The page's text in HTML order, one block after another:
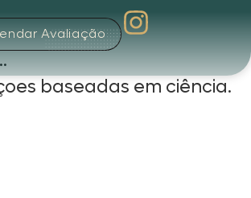
Avaliação
baseadas em ciência.